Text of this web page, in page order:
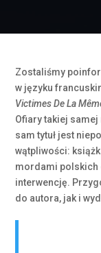
Zostaliśmy
w języku
Victimes De La
Ofiary takiej samej
sam tytuł jest
wątpliwości:
mordami polskich
interwencję.
do autora, jak i